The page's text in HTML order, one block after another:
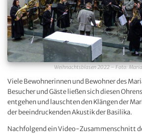
Weihnachtsblasen 2022 – Foto:
Viele Bewohnerinnen und Bewohner des
Besucher und Gäste ließen sich diesen
entgehen und lauschten den Klängen der
der beeindruckenden Akustik der Basilika.
Nachfolgend ein Video-Zusammenschnitt